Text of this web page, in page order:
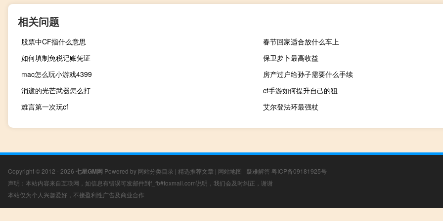
相关问题
股票中CF指什么意思
春节回家适合放什么车上
如何填制免税记账凭证
保卫萝卜最高收益
mac怎么玩小游戏4399
房产过户给孙子需要什么手续
消逝的光芒武器怎么打
cf手游如何提升自己的狙
难言第一次玩cf
艾尔登法环最强杖
Copyright © 2012 - 2026 七星GM网 Powered by 网站分类目录 | 精选推荐文章 | 网站地图 | 疑难解答 粤ICP备09181925号
声明：本站内容来自互联网，如信息有错误可发邮件到f_fb#foxmail.com说明，我们会及时纠正，谢谢
本站仅为个人兴趣爱好，不接盈利性广告及商业合作